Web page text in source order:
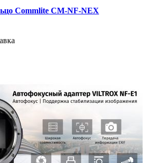
Commlite CM-NF-NEX